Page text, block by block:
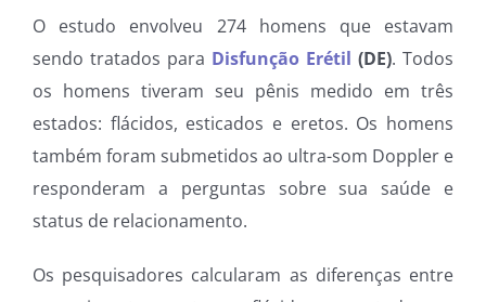
O estudo envolveu 274 homens que estavam
sendo tratados para Disfunção Erétil (DE). Todos
os homens tiveram seu pênis medido em três
estados: flácidos, esticados e eretos. Os homens
também foram submetidos ao ultra-som Doppler e
responderam a perguntas sobre sua saúde e
status de relacionamento.
Os pesquisadores calcularam as diferenças entre